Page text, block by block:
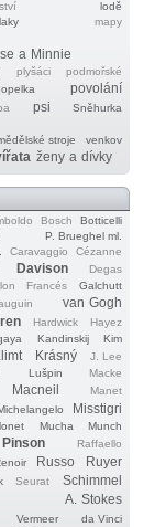
lodě
mapy
a Minnie
plyšáci
podmořské
povolání
psi
Sněhurka
stroje
venkov
ženy a dívky
Bosch
Botticelli
P. Brueghel ml.
Caravaggio
Cézanne
Davison
Degas
Francés
Galchutt
van Gogh
Hardwick
Hayez
Kandinskij Kim
Krásný
J. Lee
Lušpin Macke
Macneil Manet
Misstigri
Mucha Munch
Pinson
Raffaello
Russo Ruyer
Seurat
Schimmel
A. Stokes
Vermeer
da Vinci